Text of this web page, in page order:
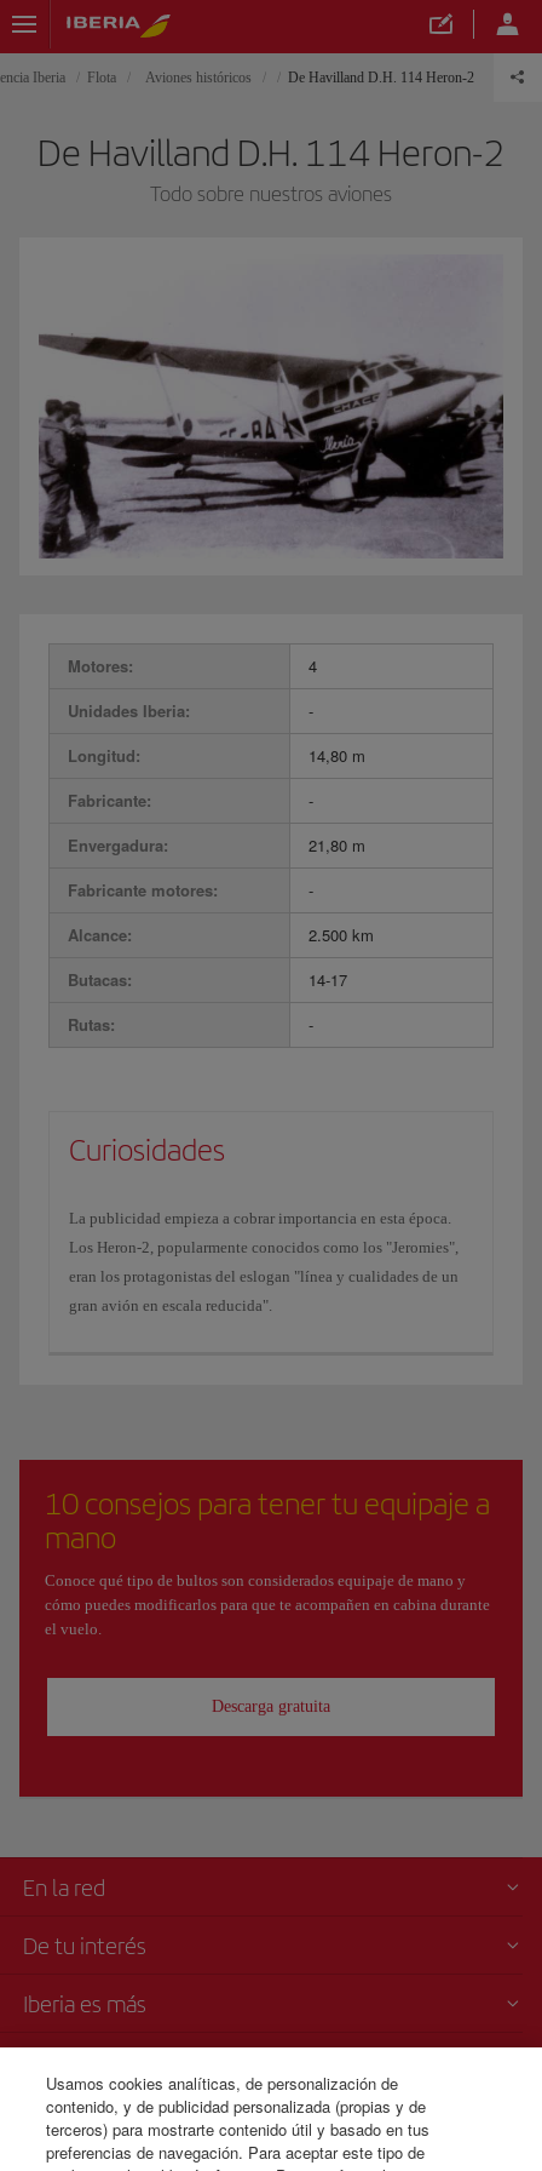
Iberia Flota Aviones históricos De Havilland D.H. 114 Heron-2
De Havilland D.H. 114 Heron-2
Todo sobre nuestros aviones
Motores:
4
Unidades Iberia:
-
Longitud:
14,80 m
Fabricante:
-
Envergadura:
21,80 m
Fabricante motores:
-
Alcance:
2.500 km
Butacas:
14-17
Rutas:
-
Curiosidades
La publicidad empieza a cobrar importancia en esta época.
Los Heron-2, popularmente conocidos como los "Jeromies",
eran los protagonistas del eslogan "línea y cualidades de un
gran avión en escala reducida".
10 consejos para tener tu equipaje a
mano
Conoce qué tipo de bultos son considerados equipaje de mano y
cómo puedes modificarlos para que te acompañen en cabina durante
el vuelo.
Descarga gratuita
En la red
De tu interés
Iberia es más
Venta telefónica
+506 4036 0069
Usamos cookies analíticas, de personalización de
contenido, y de publicidad personalizada (propias y de
terceros) para mostrarte contenido útil y basado en tus
preferencias de navegación. Para aceptar este tipo de